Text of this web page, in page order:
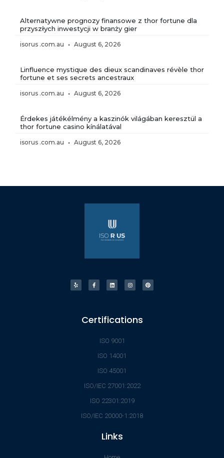
Alternatywne prognozy finansowe z thor fortune dla
przyszłych inwestycji w branży gier
isorus .com.au August 6, 2026
Linfluence mystique des dieux scandinaves révèle thor
fortune et ses secrets ancestraux
isorus .com.au August 6, 2026
Érdekes játékélmény a kaszinók világában keresztül a
thor fortune casino kínálatával
isorus .com.au August 6, 2026
Certifications
ISO 9001
ISO 14001
ISO 45001
ISO/IEC 27001:2022
ISO 22301:2019
ISO/IEC 20000-1:2018
Links